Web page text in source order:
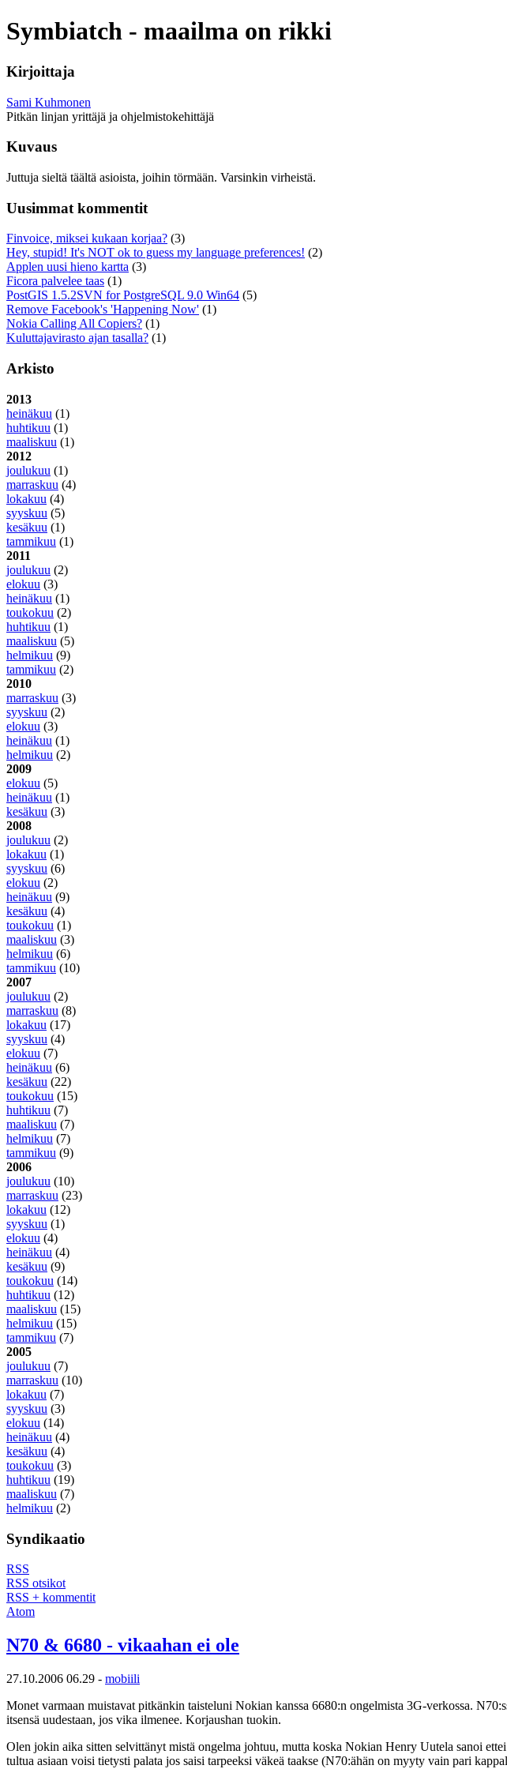
Symbiatch - maailma on rikki
Kirjoittaja
Sami Kuhmonen
Pitkän linjan yrittäjä ja ohjelmistokehittäjä
Kuvaus
Juttuja sieltä täältä asioista, joihin törmään. Varsinkin virheistä.
Uusimmat kommentit
Finvoice, miksei kukaan korjaa? (3)
Hey, stupid! It's NOT ok to guess my language preferences! (2)
Applen uusi hieno kartta (3)
Ficora palvelee taas (1)
PostGIS 1.5.2SVN for PostgreSQL 9.0 Win64 (5)
Remove Facebook's 'Happening Now' (1)
Nokia Calling All Copiers? (1)
Kuluttajavirasto ajan tasalla? (1)
Arkisto
2013
heinäkuu (1)
huhtikuu (1)
maaliskuu (1)
2012
joulukuu (1)
marraskuu (4)
lokakuu (4)
syyskuu (5)
kesäkuu (1)
tammikuu (1)
2011
joulukuu (2)
elokuu (3)
heinäkuu (1)
toukokuu (2)
huhtikuu (1)
maaliskuu (5)
helmikuu (9)
tammikuu (2)
2010
marraskuu (3)
syyskuu (2)
elokuu (3)
heinäkuu (1)
helmikuu (2)
2009
elokuu (5)
heinäkuu (1)
kesäkuu (3)
2008
joulukuu (2)
lokakuu (1)
syyskuu (6)
elokuu (2)
heinäkuu (9)
kesäkuu (4)
toukokuu (1)
maaliskuu (3)
helmikuu (6)
tammikuu (10)
2007
joulukuu (2)
marraskuu (8)
lokakuu (17)
syyskuu (4)
elokuu (7)
heinäkuu (6)
kesäkuu (22)
toukokuu (15)
huhtikuu (7)
maaliskuu (7)
helmikuu (7)
tammikuu (9)
2006
joulukuu (10)
marraskuu (23)
lokakuu (12)
syyskuu (1)
elokuu (4)
heinäkuu (4)
kesäkuu (9)
toukokuu (14)
huhtikuu (12)
maaliskuu (15)
helmikuu (15)
tammikuu (7)
2005
joulukuu (7)
marraskuu (10)
lokakuu (7)
syyskuu (3)
elokuu (14)
heinäkuu (4)
kesäkuu (4)
toukokuu (3)
huhtikuu (19)
maaliskuu (7)
helmikuu (2)
Syndikaatio
RSS
RSS otsikot
RSS + kommentit
Atom
N70 & 6680 - vikaahan ei ole
27.10.2006 06.29 - mobiili
Monet varmaan muistavat pitkänkin taisteluni Nokian kanssa 6680:n ongelmista 3G-verkossa.
itsensä uudestaan, jos vika ilmenee. Korjaushan tuokin.
Olen jokin aika sitten selvittänyt mistä ongelma johtuu, mutta koska Nokian Henry Uutela sanoi
tultua asiaan voisi tietysti palata jos saisi tarpeeksi väkeä taakse (N70:ähän on myyty vain pari